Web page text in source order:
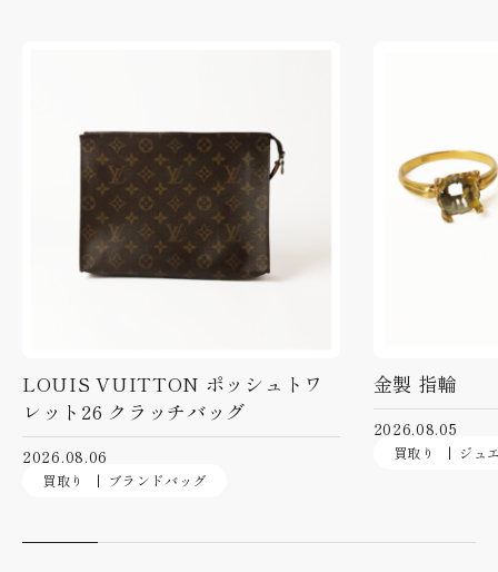
LOUIS VUITTON ポッシュトワ
レット26 クラッチバッグ
2026.08.06
買取り ブランドバッグ
金製 指輪
2026.08.05
買取り ジュ